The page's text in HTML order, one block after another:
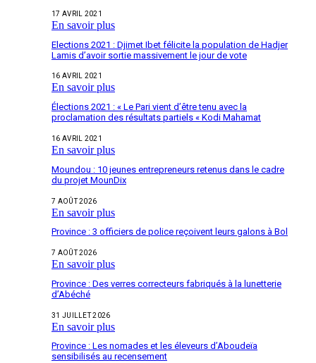
17 AVRIL 2021
En savoir plus
Elections 2021 : Djimet Ibet félicite la population de Hadjer
Lamis d’avoir sortie massivement le jour de vote
16 AVRIL 2021
En savoir plus
Élections 2021 : « Le Pari vient d’être tenu avec la
proclamation des résultats partiels « Kodi Mahamat
16 AVRIL 2021
En savoir plus
Moundou : 10 jeunes entrepreneurs retenus dans le cadre
du projet MounDix
7 AOÛT 2026
En savoir plus
Province : 3 officiers de police reçoivent leurs galons à Bol
7 AOÛT 2026
En savoir plus
Province : Des verres correcteurs fabriqués à la lunetterie
d’Abéché
31 JUILLET 2026
En savoir plus
Province : Les nomades et les éleveurs d’Aboudeïa
sensibilisés au recensement